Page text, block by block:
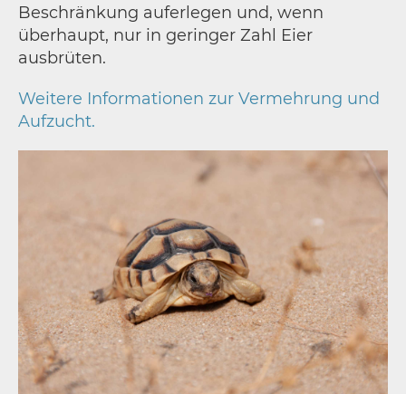
Beschränkung auferlegen und, wenn
überhaupt, nur in geringer Zahl Eier
ausbrüten.
Weitere Informationen zur Vermehrung und
Aufzucht.